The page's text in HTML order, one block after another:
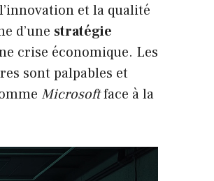
et la qualité
d’une stratégie
crise économique. Les
sont palpables et
Microsoftface à la